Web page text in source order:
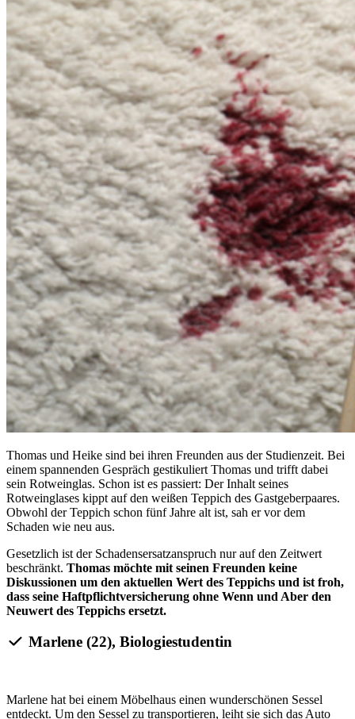
Thomas und Heike sind bei ihren Freunden aus der Studienzeit. Bei
einem spannenden Gespräch gestikuliert Thomas und trifft dabei
sein Rotweinglas. Schon ist es passiert: Der Inhalt seines
Rotweinglases kippt auf den weißen Teppich des Gastgeberpaares.
Obwohl der Teppich schon fünf Jahre alt ist, sah er vor dem
Schaden wie neu aus.
Gesetzlich ist der Schadensersatzanspruch nur auf den Zeitwert
beschränkt. Thomas möchte mit seinen Freunden keine
Diskussionen um den aktuellen Wert des Teppichs und ist froh,
dass seine Haftpflichtversicherung ohne Wenn und Aber den
Neuwert des Teppichs ersetzt.
Marlene (22), Biologiestudentin
Marlene hat bei einem Möbelhaus einen wunderschönen Sessel
entdeckt. Um den Sessel zu transportieren, leiht sie sich das Auto